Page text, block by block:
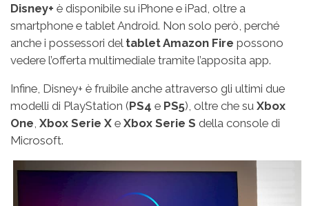
Disney+ è disponibile su iPhone e iPad, oltre a
smartphone e tablet Android. Non solo però, perché
anche i possessori del tablet Amazon Fire possono
vedere l’offerta multimediale tramite l’apposita app.
Infine, Disney+ è fruibile anche attraverso gli ultimi due
modelli di PlayStation (PS4 e PS5), oltre che su Xbox
One Xbox Serie X e Xbox Serie S della console di
Microsoft.